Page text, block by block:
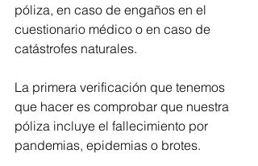
póliza, en caso de engaños en el
cuestionario médico o en caso de
catástrofes naturales.
La primera verificación que tenemos
que hacer es comprobar que nuestra
póliza incluye el fallecimiento por
pandemias, epidemias o brotes.